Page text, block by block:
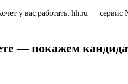
у вас работать. hh.ru — сервис
— покажем